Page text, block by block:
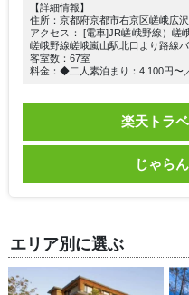
【詳細情報】
住所：京都府京都市右京区嵯峨広
アクセス： [電車]JR嵯峨野線）嵯
嵯峨野線嵯峨嵐山駅北口より路線
客室数：67室
料金：◆二人素泊まり：4,100円〜
楽天トラ
じゃら
エリア別に選ぶ